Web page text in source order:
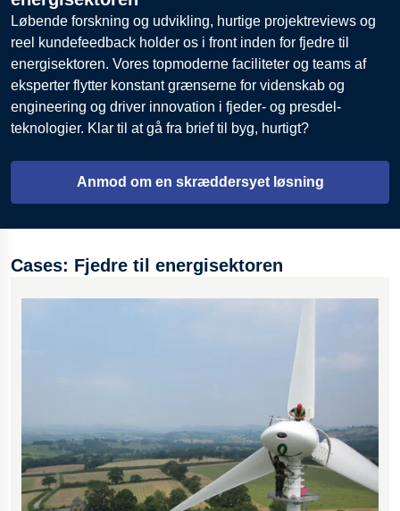
Præcisionsprototyper baseret på kundetegninger og
specifikationer.
Overholdelse af ISO 9001, ISO 14001, ISO 45001 samt
relevante NACE MR0175- og API 6A CRA-materiale-
rammeværk.
udmattelseslevetid.
Udmattelsesoptimerede designs testet under simulerede
tryk- og termiske belastninger.
Fjedre bygget til downhole-værktøjer, ventiler, aktuatorer
Løbende forskning og udvikling, hurtige projektreviews og
reel kundefeedback holder os i front inden for fjedre til
energisektoren. Vores topmoderne faciliteter og teams af
eksperter flytter konstant grænserne for videnskab og
engineering og driver innovation i fjeder- og presdel-
teknologier. Klar til at gå fra brief til byg, hurtigt?
Anmod om en skræddersyet løsning
Cases: Fjedre til energisektoren